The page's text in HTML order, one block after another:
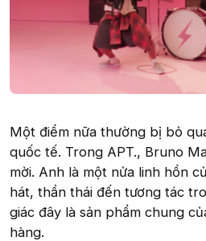
Một điểm nữa thường bị bỏ
quốc tế. Trong APT., Bruno
mời. Anh là một nửa linh hồn
hát, thần thái đến tương tác
giác đây là sản phẩm chung
hàng.